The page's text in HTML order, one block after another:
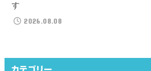
す
2026.08.08
カテゴリー